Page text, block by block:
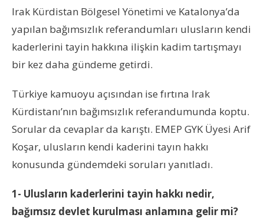
Irak Kürdistan Bölgesel Yönetimi ve Katalonya’da
yapılan bağımsızlık referandumları ulusların kendi
kaderlerini tayin hakkına ilişkin kadim tartışmayı
bir kez daha gündeme getirdi.
Türkiye kamuoyu açısından ise fırtına Irak
Kürdistanı’nın bağımsızlık referandumunda koptu.
Sorular da cevaplar da karıştı. EMEP GYKÜyesi Arif
Koşar, ulusların kendi kaderini tayın hakkı
konusunda gündemdeki soruları yanıtladı.
1- Ulusların kaderlerini tayin hakkı nedir,
bağımsız devlet kurulması anlamına gelir mi?